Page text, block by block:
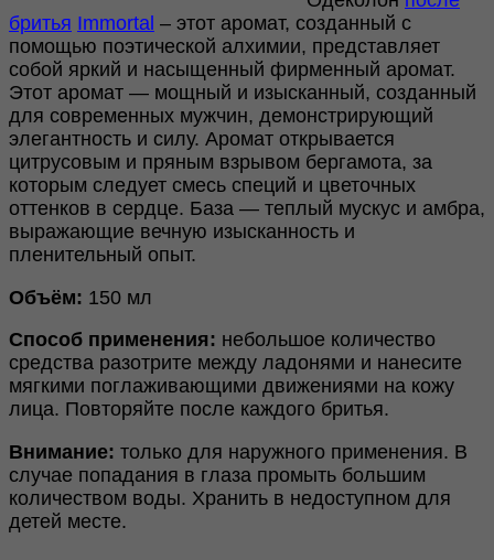
бритья Immortal – этот аромат, созданный с
помощью поэтической алхимии, представляет
собой яркий и насыщенный фирменный аромат.
Этот аромат — мощный и изысканный, созданный
для современных мужчин, демонстрирующий
элегантность и силу. Аромат открывается
цитрусовым и пряным взрывом бергамота, за
которым следует смесь специй и цветочных
оттенков в сердце. База — теплый мускус и амбра,
выражающие вечную изысканность и
пленительный опыт.
Объём: 150 мл
Способ применения: небольшое количество
средства разотрите между ладонями и нанесите
мягкими поглаживающими движениями на кожу
лица. Повторяйте после каждого бритья.
Внимание: только для наружного применения. В
случае попадания в глаза промыть большим
количеством воды. Хранить в недоступном для
детей месте.